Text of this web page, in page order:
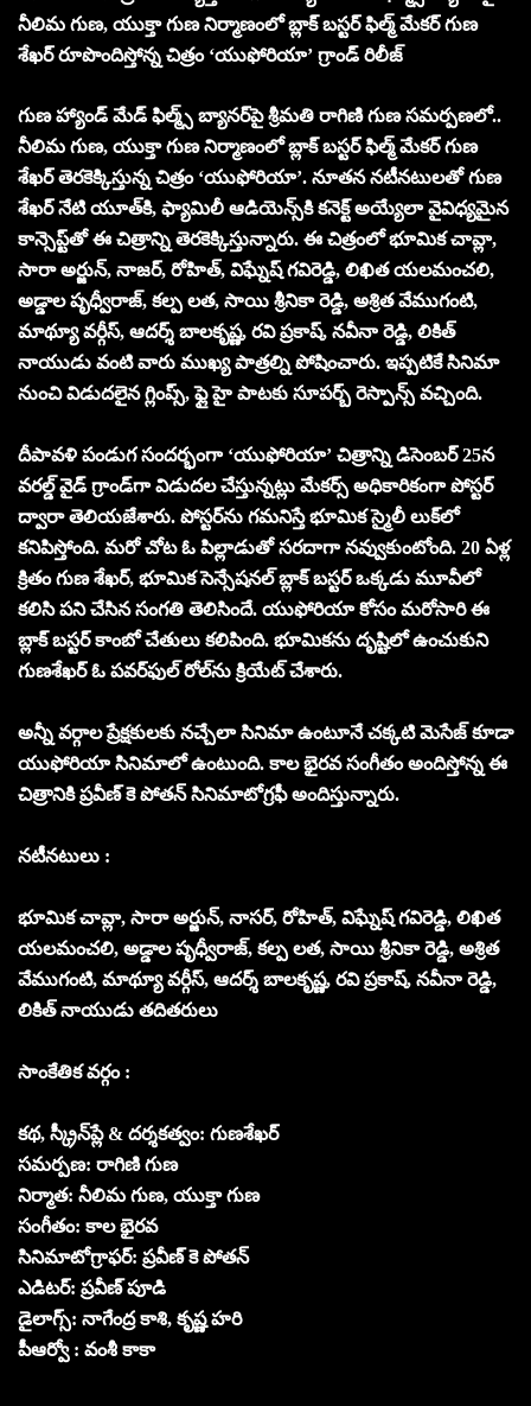
నీలిమ గుణ, యుక్తా గుణ‌ నిర్మాణంలో బ్లాక్ బస్టర్ ఫిల్మ్ మేకర్ గుణ
శేఖర్ రూపొందిస్తోన్న చిత్రం ‘యుఫోరియా’ గ్రాండ్ రిలీజ్
గుణ హ్యాండ్ మేడ్ ఫిల్మ్స్ బ్యానర్‌పై శ్రీమ‌తి రాగిణి గుణ స‌మ‌ర్ప‌ణ‌లో..
నీలిమ గుణ, యుక్తా గుణ‌ నిర్మాణంలో బ్లాక్ బస్టర్ ఫిల్మ్ మేకర్ గుణ
శేఖర్ తెరకెక్కిస్తున్న చిత్రం ‘యుఫోరియా’. నూతన నటీనటులతో గుణ
శేఖర్ నేటి యూత్‌కి, ఫ్యామిలీ ఆడియెన్స్‌కి కనెక్ట్ అయ్యేలా వైవిధ్య‌మైన
కాన్సెప్ట్‌తో ఈ చిత్రాన్ని తెరకెక్కిస్తున్నారు. ఈ చిత్రంలో భూమిక చావ్లా,
సారా అర్జున్, నాజ‌ర్, రోహిత్, విఘ్నేష్ గవిరెడ్డి, లిఖిత యలమంచలి,
అడ్డాల పృధ్వీరాజ్, కల్ప లత, సాయి శ్రీనికా రెడ్డి, అశ్రిత వేముగంటి,
మాథ్యూ వర్గీస్, ఆదర్శ్ బాలకృష్ణ, రవి ప్రకాష్, నవీనా రెడ్డి, లికిత్
నాయుడు వంటి వారు ముఖ్య పాత్రల్ని పోషించారు. ఇప్ప‌టికే సినిమా
నుంచి విడుద‌లైన గ్లింప్స్‌, ఫ్లై హై పాట‌కు సూప‌ర్బ్ రెస్పాన్స్ వ‌చ్చింది.
దీపావ‌ళి పండుగ సంద‌ర్భంగా ‘యుఫోరియా’ చిత్రాన్ని డిసెంబ‌ర్ 25న
వ‌ర‌ల్డ్ వైడ్ గ్రాండ్‌గా విడుద‌ల చేస్తున్న‌ట్లు మేక‌ర్స్ అధికారికంగా పోస్ట‌ర్
ద్వారా తెలియ‌జేశారు. పోస్ట‌ర్‌ను గ‌మ‌నిస్తే భూమిక స్మైలీ లుక్‌లో
క‌నిపిస్తోంది. మ‌రో చోట ఓ పిల్లాడుతో స‌రదాగా న‌వ్వుకుంటోంది. 20 ఏళ్ల
క్రితం గుణ శేఖ‌ర్‌, భూమిక సెన్సేష‌న‌ల్ బ్లాక్ బ‌స్ట‌ర్ ఒక్క‌డు మూవీలో
క‌లిసి ప‌ని చేసిన సంగ‌తి తెలిసిందే. యుఫోరియా కోసం మ‌రోసారి ఈ
బ్లాక్ బ‌స్ట‌ర్‌ కాంబో చేతులు క‌లిపింది. భూమిక‌ను దృష్టిలో ఉంచుకుని
గుణ‌శేఖ‌ర్ ఓ ప‌వ‌ర్‌ఫుల్ రోల్‌ను క్రియేట్ చేశారు.
అన్నీ వ‌ర్గాల ప్రేక్ష‌కుల‌కు నచ్చేలా సినిమా ఉంటూనే చ‌క్క‌టి మెసేజ్‌ కూడా
యుఫోరియా సినిమాలో ఉంటుంది. కాల భైర‌వ సంగీతం అందిస్తోన్న ఈ
చిత్రానికి ప్రవీణ్ కె పోత‌న్ సినిమాటోగ్రఫీ అందిస్తున్నారు.
నటీనటులు :
భూమిక చావ్లా, సారా అర్జున్, నాసర్, రోహిత్, విఘ్నేష్ గవిరెడ్డి, లిఖిత
యలమంచలి, అడ్డాల పృధ్వీరాజ్, కల్ప లత, సాయి శ్రీనికా రెడ్డి, అశ్రిత
వేముగంటి, మాథ్యూ వర్గీస్, ఆదర్శ్ బాలకృష్ణ, రవి ప్రకాష్, నవీనా రెడ్డి,
లికిత్ నాయుడు తదితరులు
సాంకేతిక వ‌ర్గం :
కథ, స్క్రీన్‌ప్లే & దర్శకత్వం: గుణశేఖర్
సమర్పణ: రాగిణి గుణ
నిర్మాత: నీలిమ గుణ, యుక్తా గుణ‌
సంగీతం: కాల భైరవ
సినిమాటోగ్రాఫర్: ప్రవీణ్ కె పోతన్
ఎడిటర్: ప్రవీణ్ పూడి
డైలాగ్స్: నాగేంద్ర కాశి, కృష్ణ హరి
పీఆర్వో : వంశీ కాకా